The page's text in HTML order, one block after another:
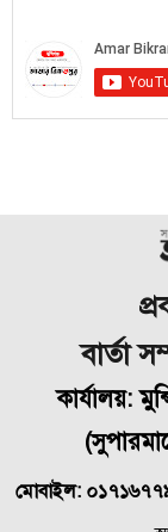
বার্তা
কার্যালয়:
(
মোবাইল: